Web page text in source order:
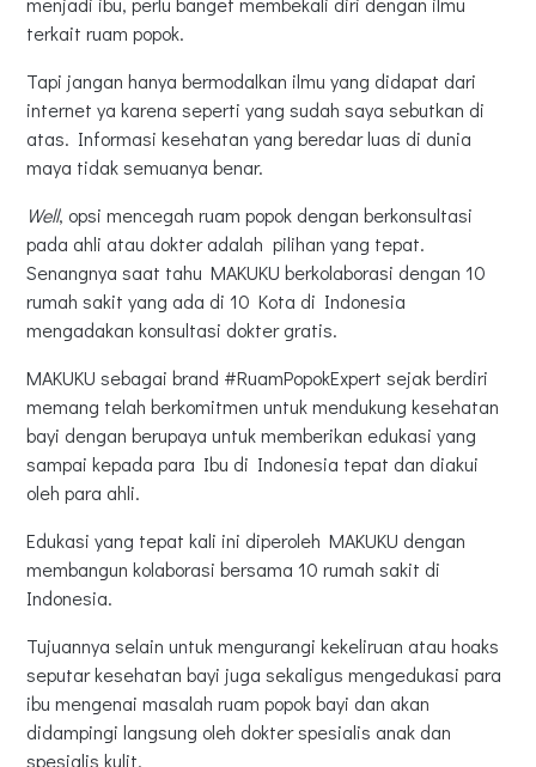
terkait ruam popok.
Tapi jangan hanya bermodalkan ilmu yang didapat dari
internet ya karena seperti yang sudah saya sebutkan di
atas. Informasi kesehatan yang beredar luas di dunia
maya tidak semuanya benar.
Well, opsi mencegah ruam popok dengan berkonsultasi
pada ahli atau dokter adalah pilihan yang tepat.
Senangnya saat tahu MAKUKU berkolaborasi dengan 10
rumah sakit yang ada di 10 Kota di Indonesia
mengadakan konsultasi dokter gratis.
MAKUKU sebagai brand #RuamPopokExpert sejak berdiri
memang telah berkomitmen untuk mendukung kesehatan
bayi dengan berupaya untuk memberikan edukasi yang
sampai kepada para Ibu di Indonesia tepat dan diakui
oleh para ahli.
Edukasi yang tepat kali ini diperoleh MAKUKU dengan
membangun kolaborasi bersama 10 rumah sakit di
Indonesia.
Tujuannya selain untuk mengurangi kekeliruan atau hoaks
seputar kesehatan bayi juga sekaligus mengedukasi para
ibu mengenai masalah ruam popok bayi dan akan
didampingi langsung oleh dokter spesialis anak dan
spesialis kulit.